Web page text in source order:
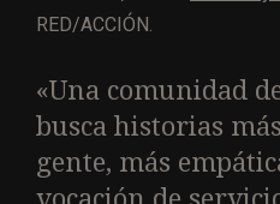
RED/ACCIÓN.
«Una comunidad
busca historias
gente, más